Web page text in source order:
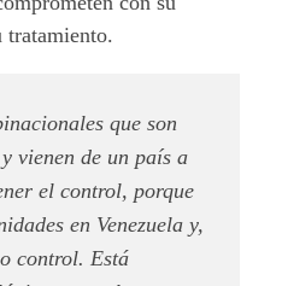
tratamiento.
que son
vienen de un país a
el control, porque
en Venezuela y,
control. Está